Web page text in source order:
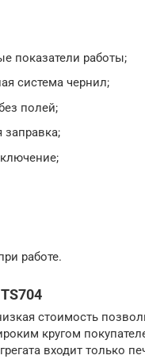
показатели работы;
система чернил;
полей;
заправка;
работе.
стоимость
кругом
входит только